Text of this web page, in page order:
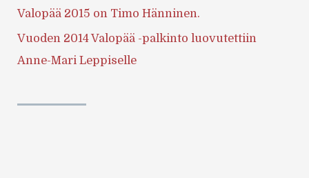
Valopää 2015 on Timo Hänninen.
Vuoden 2014 Valopää -palkinto luovutettiin
Anne-Mari Leppiselle